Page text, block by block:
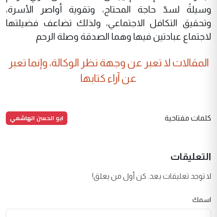
وسيلةً لسدّ حاجة المحتاج، وتقوية أواصر الأسرة،
وتحقيق التكافل الاجتماعي، ولذلك تضاعف فضيلتها
لاجتماع عبادتين فيها وهما الصدقة وصلة الرحم
المقالات لا تعبر عن وجهة نظر الوكالة، وإنما تعبر
عن آراء كتابها
كلمات مفتاحية ابو الحسن الهاشمي
التعليقات
لا توجد تعليقات بعد. كن أول من يعلق!
اسمك